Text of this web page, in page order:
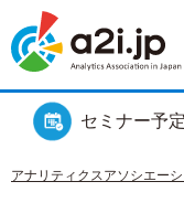
セミナー予定
アナリティクスアソシエー